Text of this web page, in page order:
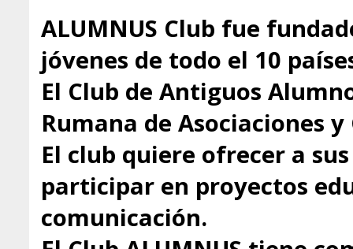
ALUMNUS Club fue
jóvenes de todo el 10
El Club de Antiguos
Rumana de Asociaciones y
El club quiere ofrecer a
participar en proyectos
comunicación.